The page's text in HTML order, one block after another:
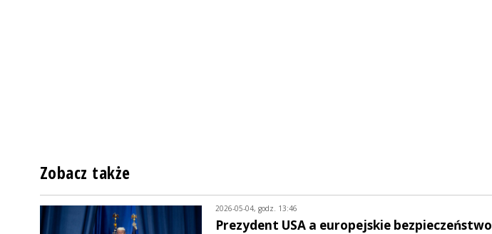
Zobacz także
2026-05-04, godz. 13:46
Prezydent USA a europejskie bezpieczeństwo